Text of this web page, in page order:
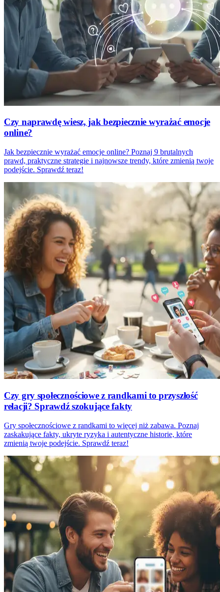
Czy naprawdę wiesz, jak bezpiecznie wyrażać emocje
online?
Jak bezpiecznie wyrażać emocje online? Poznaj 9 brutalnych
prawd, praktyczne strategie i najnowsze trendy, które zmienią twoje
podejście. Sprawdź teraz!
Czy gry społecznościowe z randkami to przyszłość
relacji? Sprawdź szokujące fakty
Gry społecznościowe z randkami to więcej niż zabawa. Poznaj
zaskakujące fakty, ukryte ryzyka i autentyczne historie, które
zmienią twoje podejście. Sprawdź teraz!